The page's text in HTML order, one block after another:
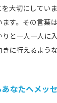
大切にしてい
す。その言葉
と一人一人に
に行えるよう
なたへメッ